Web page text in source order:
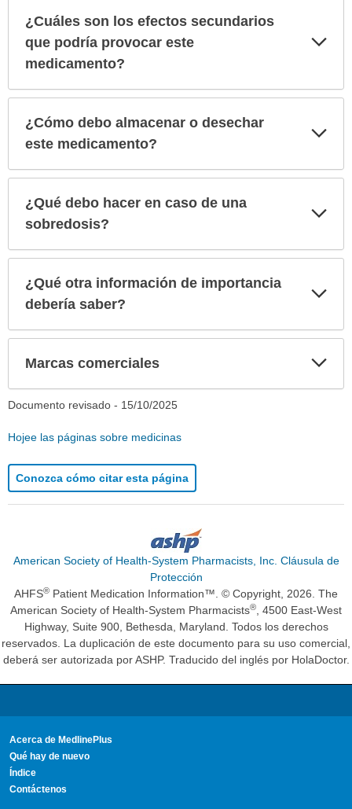
¿Cuáles son los efectos secundarios
que podría provocar este
medicamento?
¿Cómo debo almacenar o desechar
este medicamento?
¿Qué debo hacer en caso de una
sobredosis?
¿Qué otra información de importancia
debería saber?
Marcas comerciales
Documento revisado - 15/10/2025
Hojee las páginas sobre medicinas
Conozca cómo citar esta página
American Society of Health-System Pharmacists, Inc. Cláusula de
Protección
AHFS® Patient Medication Information™. © Copyright, 2026. The
American Society of Health-System Pharmacists®, 4500 East-West
Highway, Suite 900, Bethesda, Maryland. Todos los derechos
reservados. La duplicación de este documento para su uso comercial,
deberá ser autorizada por ASHP. Traducido del inglés por HolaDoctor.
Acerca de MedlinePlus
Qué hay de nuevo
Índice
Contáctenos